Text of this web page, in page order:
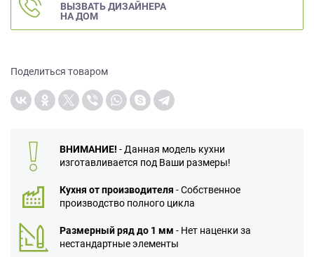
ВЫЗВАТЬ ДИЗАЙНЕРА
НА ДОМ
Поделиться товаром
ВНИМАНИЕ! - Данная модель кухни
изготавливается под Ваши размеры!
Кухня от производителя - Собственное
производство полного цикла
Размерный ряд до 1 мм - Нет наценки за
нестандартные элементы